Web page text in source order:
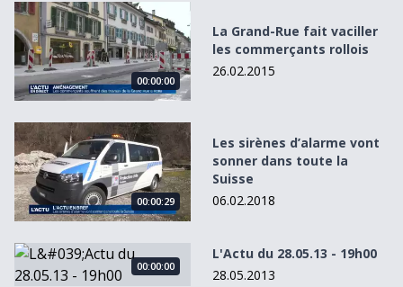
La Grand-Rue fait vaciller les commerçants rollois
00:00:00
La Grand-Rue fait vaciller
les commerçants rollois
26.02.2015
Les sirènes d’alarme vont sonner dans toute la Suisse
00:00:29
Les sirènes d’alarme vont
sonner dans toute la
Suisse
06.02.2018
L&#039;Actu du 28.05.13 - 19h00
00:00:00
L'Actu du 28.05.13 - 19h00
28.05.2013